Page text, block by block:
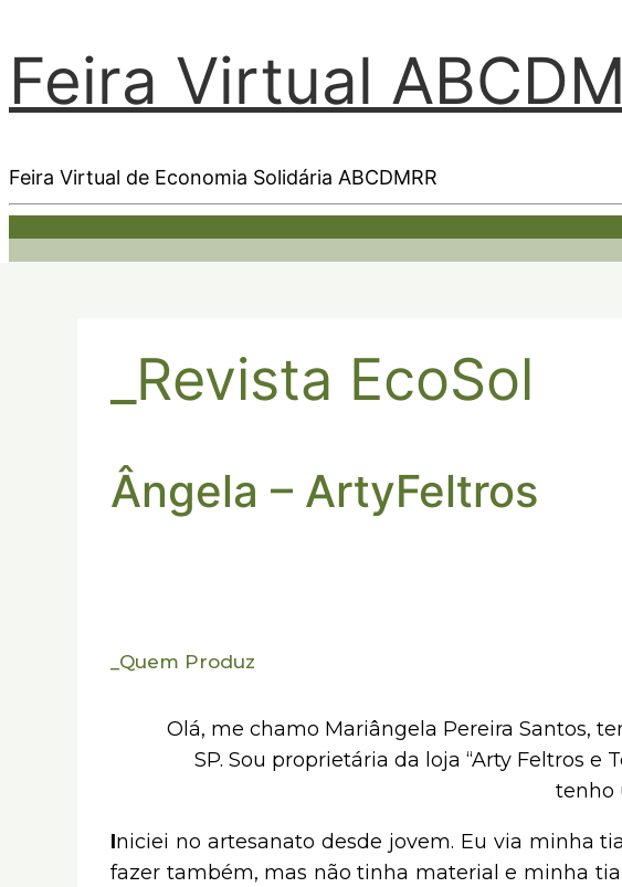
Feira Virtual
Feira Virtual de Economia Solidária ABCDMRR
_Revista EcoSol
Ângela – ArtyFeltros
Quem Produz
Olá, me chamo Mariângela Pereira Santos,
SP. Sou proprietária da loja “Arty Feltros e
tenho
Iniciei no artesanato desde jovem. Eu via minha
fazer também, mas não tinha material e minha